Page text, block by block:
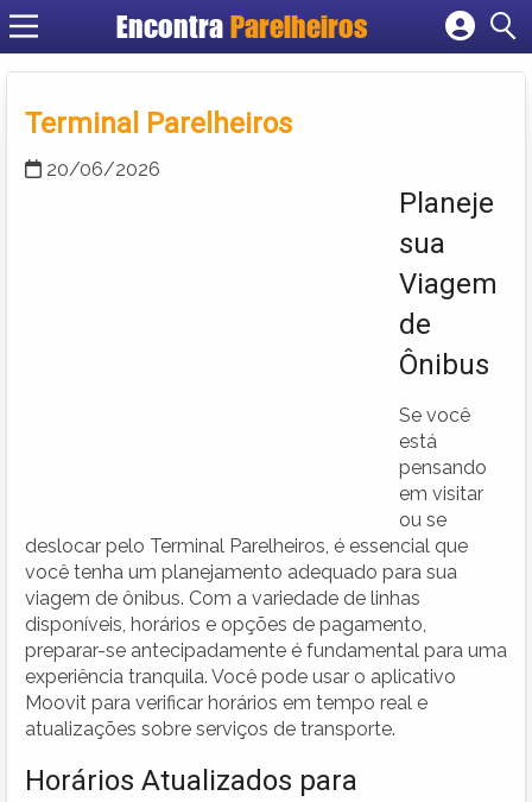
Encontra Parelheiros
Cadastrar empresa
Criar conta
Terminal Parelheiros
20/06/2026
Planeje
sua
Viagem
de
Ônibus
Se você
está
pensando
em visitar
ou se
deslocar pelo Terminal Parelheiros, é essencial que
você tenha um planejamento adequado para sua
viagem de ônibus. Com a variedade de linhas
disponíveis, horários e opções de pagamento,
preparar-se antecipadamente é fundamental para uma
experiência tranquila. Você pode usar o aplicativo
Moovit para verificar horários em tempo real e
atualizações sobre serviços de transporte.
Horários Atualizados para